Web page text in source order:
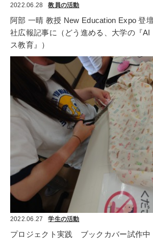
2022.06.28 教員の活動
阿部 一晴 教授 New Education Expo 登
社広報記事に（どう進める、大学の『AI
ス教育』）
2022.06.27 学生の活動
プロジェクト実践　ブックカバー試作中